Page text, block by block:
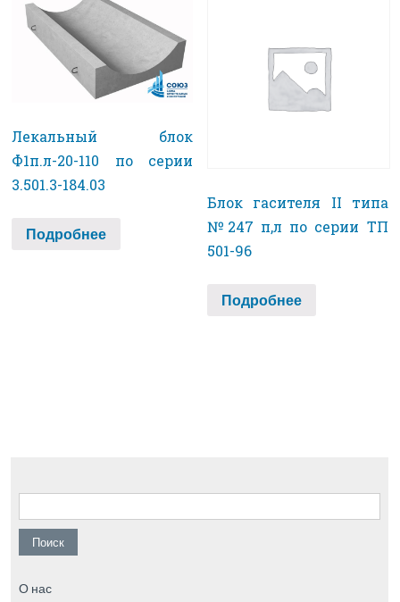
Лекальный блок
Ф1п.л-20-110 по серии
3.501.3-184.03
Подробнее
Блок гасителя II типа
№247 п,л по серии ТП
501-96
Подробнее
Найти:
О нас